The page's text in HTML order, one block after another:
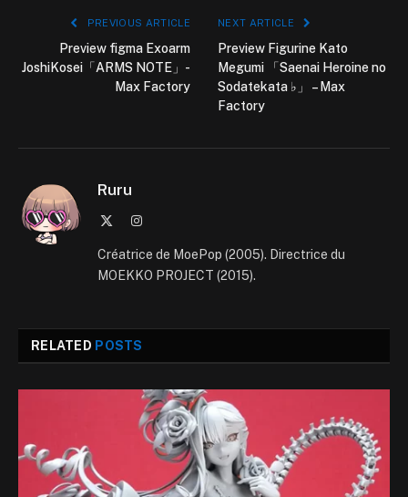
PREVIOUS ARTICLE
Preview figma Exoarm
JoshiKosei「ARMS NOTE」-
Max Factory
NEXT ARTICLE
Preview Figurine Kato
Megumi 「Saenai Heroine no
Sodatekata ♭」 – Max
Factory
Ruru
Instagram
Créatrice de MoePop (2005). Directrice du
MOEKKO PROJECT (2015).
RELATED POSTS